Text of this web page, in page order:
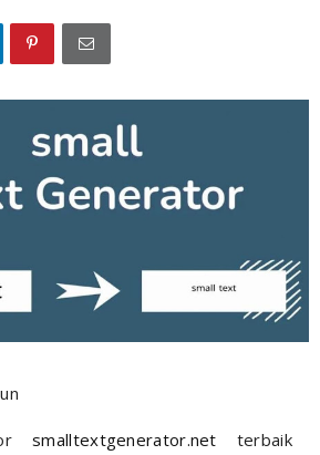
smalltextgenerator.net terbaik